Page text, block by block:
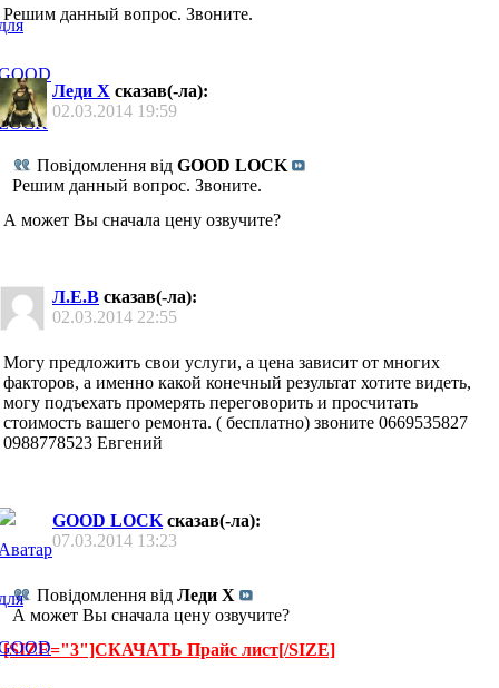
Решим данный вопрос. Звоните.
Леди Х сказав(-ла):
02.03.2014 19:59
Повідомлення від GOOD LOCK
Решим данный вопрос. Звоните.
А может Вы сначала цену озвучите?
Л.Е.В сказав(-ла):
02.03.2014 22:55
Могу предложить свои услуги, а цена зависит от многих
факторов, а именно какой конечный результат хотите видеть,
могу подъехать промерять переговорить и просчитать
стоимость вашего ремонта. ( бесплатно) звоните 0669535827
0988778523 Евгений
GOOD LOCK сказав(-ла):
07.03.2014 13:23
Повідомлення від Леди Х
А может Вы сначала цену озвучите?
[SIZE="3"]СКАЧАТЬ Прайс лист[/SIZE]